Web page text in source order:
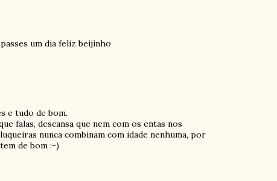
um dia feliz beijinho
e tudo de bom.
falas, descansa que nem com os entas nos
nunca combinam com idade nenhuma, por
de bom :-)